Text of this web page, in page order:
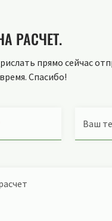
РАСЧЕТ.
прямо сейчас
Спасибо!
Ваш